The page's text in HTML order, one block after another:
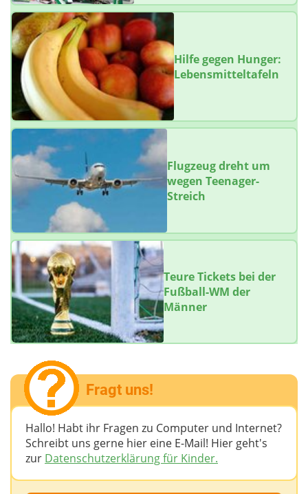
Hilfe gegen Hunger:
Lebensmitteltafeln
Flugzeug dreht um
wegen Teenager-
Streich
Teure Tickets bei der
Fußball-WM der
Männer
Fragt uns!
Hallo! Habt ihr Fragen zu Computer und Internet?
Schreibt uns gerne hier eine E-Mail! Hier geht's
zur Datenschutzerklärung für Kinder.